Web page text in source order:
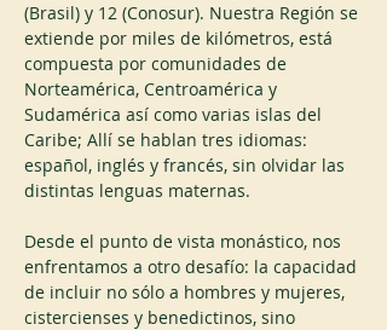
(Brasil) y 12 (Conosur). Nuestra Región se
extiende por miles de kilómetros, está
compuesta por comunidades de
Norteamérica, Centroamérica y
Sudamérica así como varias islas del
Caribe; Allí se hablan tres idiomas:
español, inglés y francés, sin olvidar las
distintas lenguas maternas.
Desde el punto de vista monástico, nos
enfrentamos a otro desafío: la capacidad
de incluir no sólo a hombres y mujeres,
cistercienses y benedictinos, sino